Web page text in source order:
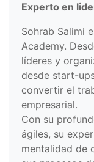
Experto en
Sohrab Salimi
Academy.
líderes y
desde start-
convertir el
empresarial.
Con su
ágiles, su
mentalidad de